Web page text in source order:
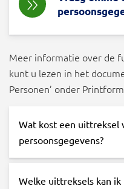
Meer informatie over de
kunt u lezen in het
Personen’ onder
Wat kost een uittreksel
persoonsgegevens?
Welke uittreksels kan